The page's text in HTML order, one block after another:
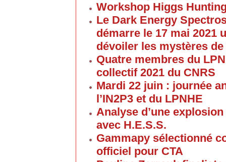
Workshop Higgs
Le Dark Energy
démarre le 17 mai 2021
dévoiler les mystères de
Quatre membres du
collectif 2021 du CNRS
Mardi 22 juin : journée
l’IN2P3 et du LPNHE
Analyse d’une
avec H.E.S.S.
Gammapy sélectionné
officiel pour CTA